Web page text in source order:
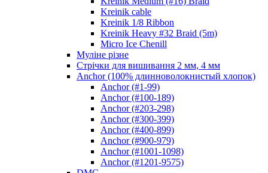
Kreinik cable
Kreinik 1/8 Ribbon
Kreinik Heavy #32 Braid (5m)
Micro Ice Chenill
Муліне різне
Стрічки для вишивання 2 мм, 4 мм
Anchor (100% длинноволокнистый хлопок)
Anchor (#1-99)
Anchor (#100-189)
Anchor (#203-298)
Anchor (#300-399)
Anchor (#400-899)
Anchor (#900-979)
Anchor (#1001-1098)
Anchor (#1201-9575)